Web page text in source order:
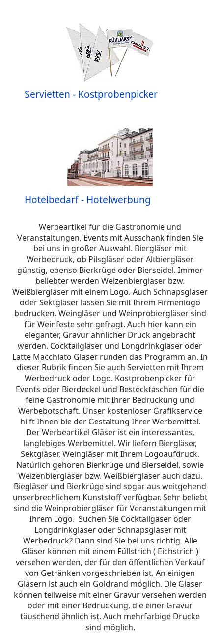
Servietten - Kostprobenpicker
Hotelbedarf - Hotelwerbung
Werbeartikel für die Gastronomie und
Veranstaltungen, Events mit Ausschank finden Sie
bei uns in großer Auswahl. Biergläser mit
Werbedruck, ob Pilsgläser oder Altbiergläser,
günstig, ebenso Bierkrüge oder Bierseidel. Immer
beliebter werden Weizenbiergläser bzw.
Weißbiergläser mit einem Logo. Auch Schnapsgläser
oder Sektgläser lassen Sie mit Ihrem Firmenlogo
bedrucken. Weingläser und Weinprobiergläser sind
für Weinfeste sehr gefragt. Auch hier kann ein
eleganter, Gravur ähnlicher Druck angebracht
werden. Cocktailgläser und Longdrinkgläser oder
Latte Macchiato Gläser runden das Programm an. In
dieser Rubrik finden Sie auch Servietten mit Ihrem
Werbedruck oder Logo. Kostprobenpicker für
Events oder Bierdeckel und Bestecktaschen für die
feine Gastronomie mit Ihrer Bedruckung und
Werbebotschaft. Unser kostenloser Grafikservice
hilft Ihnen bie der Gestaltung Ihrer Werbemittel.
Der Werbeartikel Gläser ist ein interessantes,
langlebiges Werbemittel. Wir liefern Biergläser,
Sektgläser, Weingläser mit Ihrem Logoaufdruck.
Natürlich gehören Bierkrüge und Bierseidel, sowie
Weizenbiergläser bzw. Weißbiergläser auch dazu.
Biegläser und Bierkrüge sind sogar aus weitgehend
unserbrechlichem Kunststoff verfügbar. Sehr beliebt
sind die Weinprobiergläser für Veranstaltungen mit
Ihrem Logo. Suchen Sie Cocktailgäser oder
Longdrinkgläser oder Schnapsgläser mit
Werbedruck? Dann sind Sie bei uns richtig. Alle
Gläser können mit einem Füllstrich ( Eichstrich )
versehen werden, der für den öffentlichen Verkauf
von Getränken vorgeschrieben ist. An einigen
Gläsern ist auch ein Goldrand möglich. Die Gläser
können teilweise mit einer Gravur versehen werden
oder mit einer Bedruckung, die einer Gravur
täuschend ähnlich ist. Auch mehrfarbige Drucke
sind möglich.